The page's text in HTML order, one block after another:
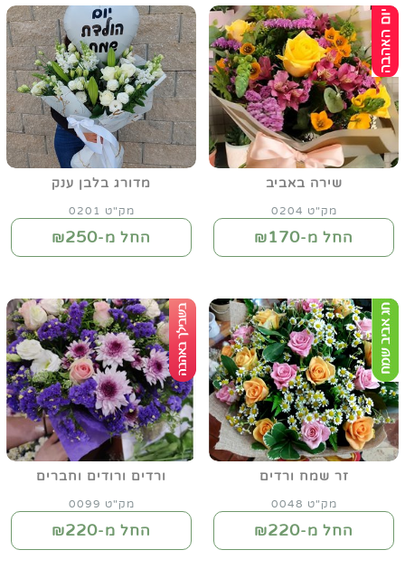
שירה באביב
מק"ט 0204
החל מ-₪170
מדורג בלבן ענק
מק"ט 0201
החל מ-₪250
זר שמח ורדים
מק"ט 0048
החל מ-₪220
ורדים ורודים וחברים
מק"ט 0099
החל מ-₪220